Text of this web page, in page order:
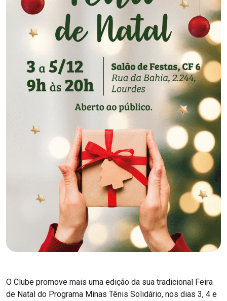
O Clube promove mais uma edição da sua tradicional Feira
de Natal do Programa Minas Tênis Solidário, nos dias 3, 4 e